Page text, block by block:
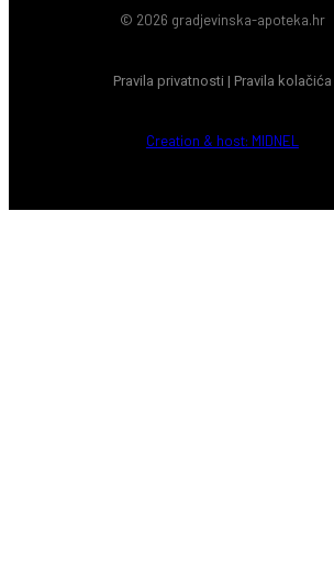
© 2026 gradjevinska-apoteka.hr
Pravila privatnosti | Pravila kolačića
Creation & host: MIDNEL